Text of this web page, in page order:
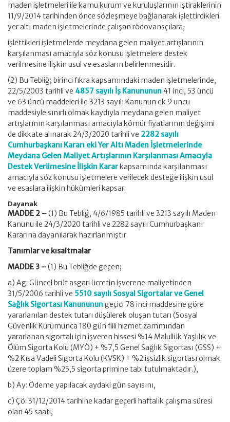
maden işletmeleri ile kamu kurum ve kuruluşlarının iştiraklerinin
11/9/2014 tarihinden önce sözleşmeye bağlanarak işlettirdikleri
yer altı maden işletmelerinde çalışan rödovansçılara,
işlettikleri işletmelerde meydana gelen maliyet artışlarının
karşılanması amacıyla söz konusu işletmelere destek
verilmesine ilişkin usul ve esasların belirlenmesidir.
(2) Bu Tebliğ; birinci fıkra kapsamındaki maden işletmelerinde,
22/5/2003 tarihli ve 4857 sayılı İş Kanununun 41 inci, 53 üncü
ve 63 üncü maddeleri ile 3213 sayılı Kanunun ek 9 uncu
maddesiyle sınırlı olmak kaydıyla meydana gelen maliyet
artışlarının karşılanması amacıyla kömür fiyatlarının değişimi
de dikkate alınarak 24/3/2020 tarihli ve 2282 sayılı
Cumhurbaşkanı Kararı eki Yer Altı Maden İşletmelerinde
Meydana Gelen Maliyet Artışlarının Karşılanması Amacıyla
Destek Verilmesine İlişkin Kararkapsamında karşılanması
amacıyla söz konusu işletmelere verilecek desteğe ilişkin usul
ve esaslara ilişkin hükümleri kapsar.
Dayanak
MADDE 2 –(1) Bu Tebliğ, 4/6/1985 tarihli ve 3213 sayılı Maden
Kanunu ile 24/3/2020 tarihli ve 2282 sayılı Cumhurbaşkanı
Kararına dayanılarak hazırlanmıştır.
Tanımlar ve kısaltmalar
MADDE 3 –(1) Bu Tebliğde geçen;
a) Ag: Güncel brüt asgari ücretin işverene maliyetinden
31/5/2006 tarihli ve 5510 sayılı Sosyal Sigortalar ve Genel
Sağlık Sigortası Kanununungeçici 78 inci maddesine göre
yararlanılan destek tutarı düşülerek oluşan tutarı (Sosyal
Güvenlik Kurumunca 180 gün fiili hizmet zammından
yararlanan sigortalı için işveren hissesi %14 Malullük Yaşlılık ve
Ölüm Sigorta Kolu (MYÖ) + %7,5 Genel Sağlık Sigortası (GSS) +
%2 Kısa Vadeli Sigorta Kolu (KVSK) + %2 işsizlik sigortası olmak
üzere toplam %25,5 sigorta primine tabi tutulmaktadır.),
b) Ay: Ödeme yapılacak aydaki gün sayısını,
c) Çö: 31/12/2014 tarihine kadar geçerli haftalık çalışma süresi
olan 45 saati,